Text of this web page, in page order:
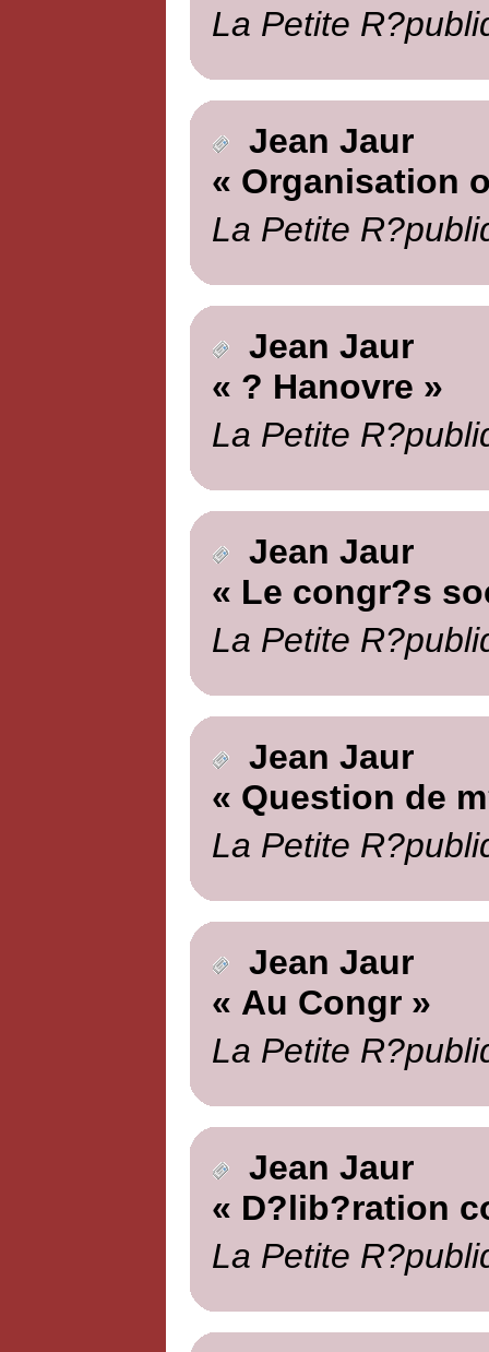
La Petite
Jean Jaur
« Organisation
La Petite
Jean Jaur
« ? Hanovre »
La Petite
Jean Jaur
« Le congr?s
La Petite
Jean Jaur
« Question de
La Petite
Jean Jaur
« Au Congr »
La Petite
Jean Jaur
« D?lib?ration
La Petite